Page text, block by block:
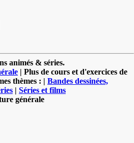
animés & séries.
| Plus de cours et d'exercices de
thèmes : | Bandes dessinées,
| Séries et films
générale